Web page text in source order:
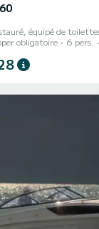
équipé de
obligatoire 6 pers.